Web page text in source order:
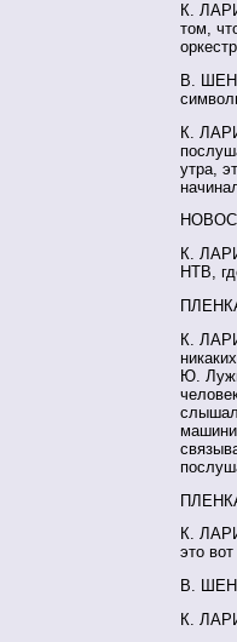
К.
том,
В.
К.
утра,
К.
НТВ,
К.
Ю.
К.
это
В.
К.